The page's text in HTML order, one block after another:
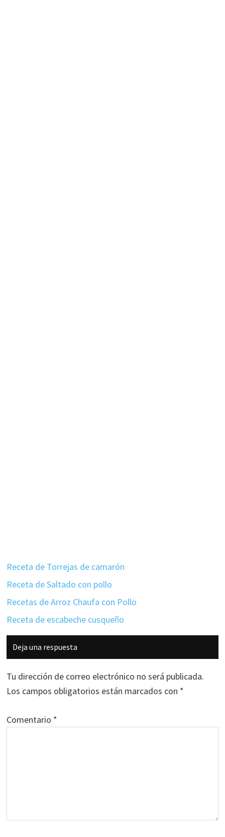
Receta de Torrejas de camarón
Receta de Saltado con pollo
Recetas de Arroz Chaufa con Pollo
Receta de escabeche cusqueño
Interacciones
con
los
lectores
Deja una respuesta
Tu dirección de correo electrónico no será publicada.
Los campos obligatorios están marcados con *
Comentario *